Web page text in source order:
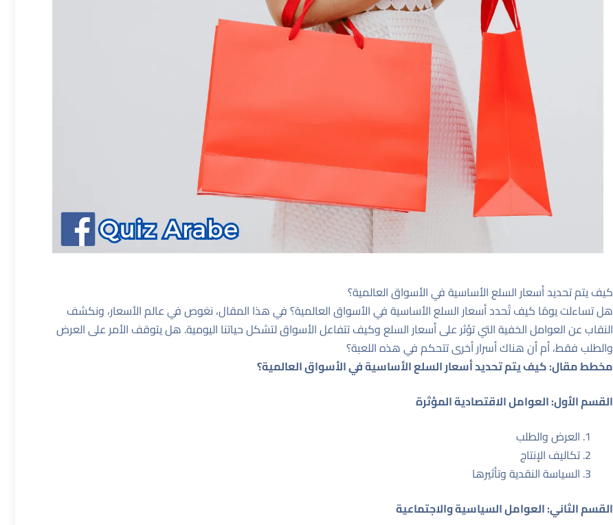
كيف يتم تحديد أسعار السلع الأساسية في الأسواق العالمية؟
هل تساءلت يومًا كيف تُحدد أسعار السلع الأساسية في الأسواق العالمية؟ في هذا المقال، نغوص في عالم الأسعار، ونكشف
النقاب عن العوامل الخفية التي تؤثر على أسعار السلع وكيف تتفاعل الأسواق لتشكل حياتنا اليومية. هل يتوقف الأمر على العرض
والطلب فقط، أم أن هناك أسرار أخرى تتحكم في هذه اللعبة؟
مخطط مقال: كيف يتم تحديد أسعار السلع الأساسية في الأسواق العالمية؟
القسم الأول: العوامل الاقتصادية المؤثرة
العرض والطلب
تكاليف الإنتاج
السياسة النقدية وتأثيرها
القسم الثاني: العوامل السياسية والاجتماعية